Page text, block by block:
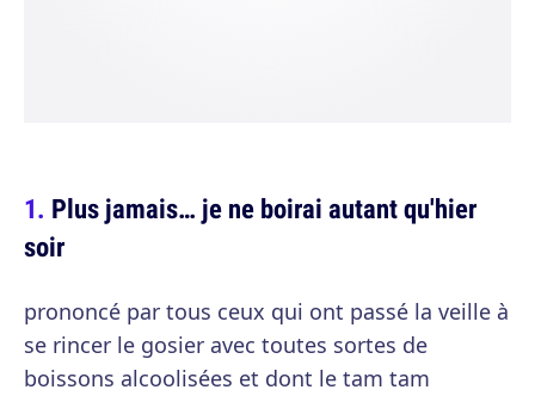
Plus jamais… je ne boirai autant qu'hier
soir
prononcé par tous ceux qui ont passé la veille à
se rincer le gosier avec toutes sortes de
boissons alcoolisées et dont le tam tam